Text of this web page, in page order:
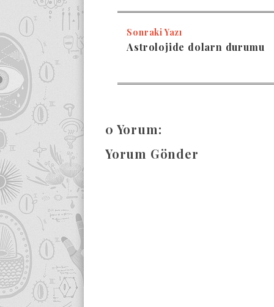
Sonraki Yazı
Astrolojide dolarn durumu
0 Yorum:
Yorum Gönder